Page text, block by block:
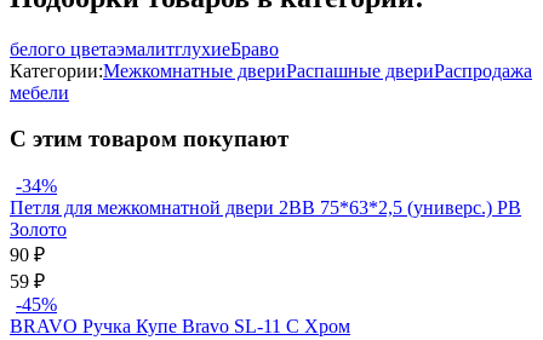
белого цветаэмалитглухиеБраво
Категории:Межкомнатные двериРаспашные двериРаспродажа
мебели
С этим товаром покупают
-34%
Петля для межкомнатной двери 2ВВ 75*63*2,5 (универс.) PB
Золото
90 ₽
59 ₽
-45%
BRAVO Ручка Купе Bravo SL-11 C Хром